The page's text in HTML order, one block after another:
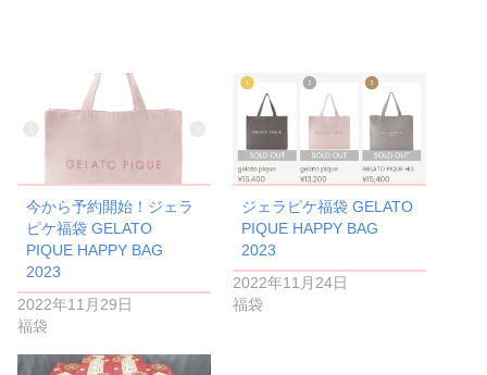
今から予約開始！ジェラ
ピケ福袋 GELATO
PIQUE HAPPY BAG
2023
2022年11月29日
福袋
ジェラピケ福袋 GELATO
PIQUE HAPPY BAG
2023
2022年11月24日
福袋